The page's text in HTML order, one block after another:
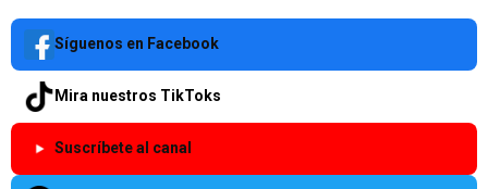
Síguenos en Facebook
Mira nuestros TikToks
Suscríbete al canal